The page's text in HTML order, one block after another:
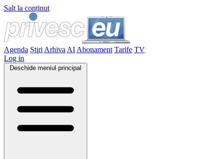
Salt la conținut
Agenda Știri Arhiva AI Abonament Tarife TV
Log in
Deschide meniul principal